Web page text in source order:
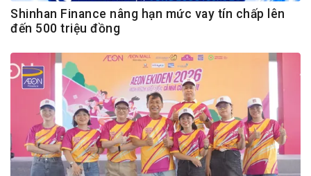
Shinhan Finance nâng hạn mức vay tín chấp lên
đến 500 triệu đồng